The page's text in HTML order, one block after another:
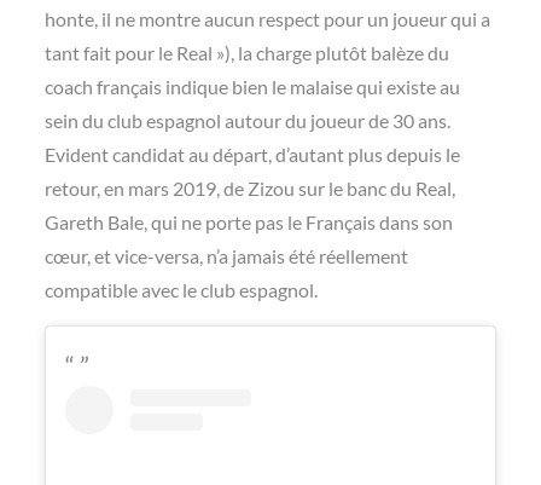
honte, il ne montre aucun respect pour un joueur qui a
tant fait pour le Real »), la charge plutôt balèze du
coach français indique bien le malaise qui existe au
sein du club espagnol autour du joueur de 30 ans.
Evident candidat au départ, d’autant plus depuis le
retour, en mars 2019, de Zizou sur le banc du Real,
Gareth Bale, qui ne porte pas le Français dans son
cœur, et vice-versa, n’a jamais été réellement
compatible avec le club espagnol.